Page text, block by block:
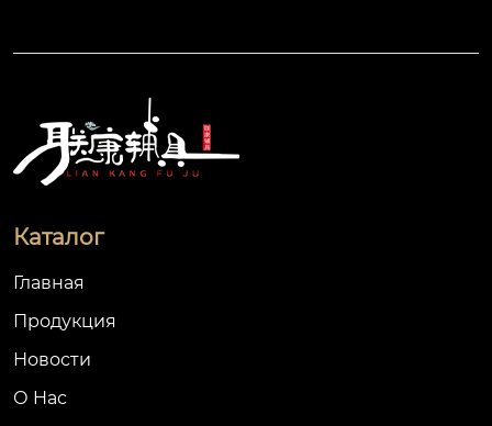
Каталог
Главная
Продукция
Новости
О Hас